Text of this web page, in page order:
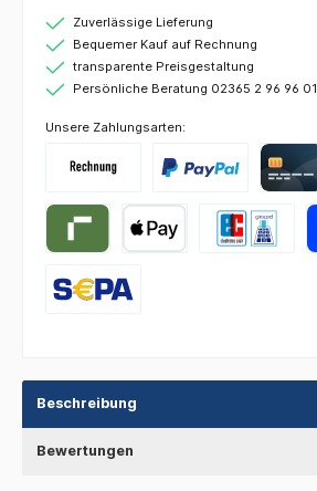
Zuverlässige Lieferung
Bequemer Kauf auf Rechnung
transparente Preisgestaltung
Persönliche Beratung 02365 2 96 96 01
Unsere Zahlungsarten:
Beschreibung
Bewertungen